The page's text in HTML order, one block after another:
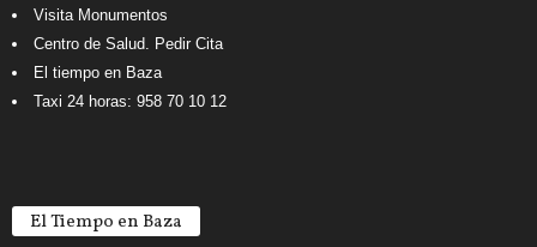
Visita Monumentos
Centro de Salud. Pedir Cita
El tiempo en Baza
Taxi 24 horas: 958 70 10 12
El Tiempo en Baza